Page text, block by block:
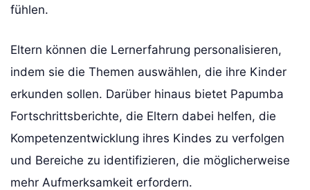
fühlen.
Eltern können die Lernerfahrung personalisieren,
indem sie die Themen auswählen, die ihre Kinder
erkunden sollen. Darüber hinaus bietet Papumba
Fortschrittsberichte, die Eltern dabei helfen, die
Kompetenzentwicklung ihres Kindes zu verfolgen
und Bereiche zu identifizieren, die möglicherweise
mehr Aufmerksamkeit erfordern.